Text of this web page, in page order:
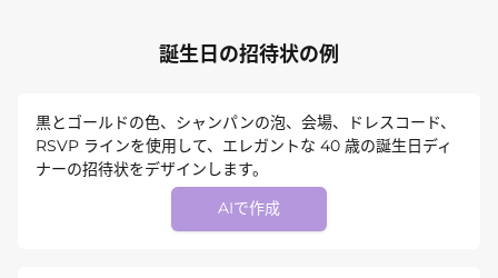
誕生日の招待状の例
黒とゴールドの色、シャンパンの泡、会場、ドレスコード、
RSVP ラインを使用して、エレガントな 40 歳の誕生日ディ
ナーの招待状をデザインします。
AIで作成